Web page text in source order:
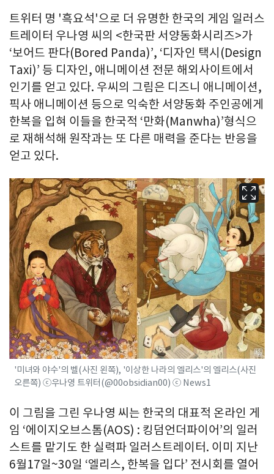
트위터 명 '흑요석'으로 더 유명한 한국의 게임 일러스
트레이터 우나영 씨의 <한국판 서양동화시리즈>가
‘보어드 판다(Bored Panda)’, ‘디자인 택시(Design
Taxi)’ 등 디자인, 애니메이션 전문 해외사이트에서
인기를 얻고 있다. 우씨의 그림은 디즈니 애니메이션,
픽사 애니메이션 등으로 익숙한 서양동화 주인공에게
한복을 입혀 이들을 한국적 ‘만화(Manwha)’형식으
로 재해석해 원작과는 또 다른 매력을 준다는 반응을
얻고 있다.
'미녀와 야수'의 벨(사진 왼쪽), '이상한 나라의 엘리스'의 엘리스(사진
오른쪽) ⓒ우나영 트위터(@00obsidian00) ⓒ News1
이 그림을 그린 우나영 씨는 한국의 대표적 온라인 게
임 ‘에이지오브스톰(AOS) : 킹덤언더파이어’의 일러
스트를 맡기도 한 실력파 일러스트레이터. 이미 지난
6월17일~30일 ‘엘리스, 한복을 입다’ 전시회를 열어